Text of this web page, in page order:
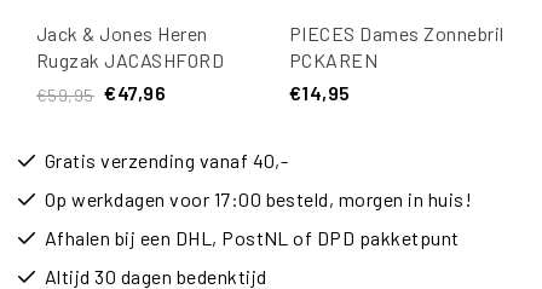
Jack & Jones Heren
Rugzak JACASHFORD
Zwart
€59,95 €47,96
PIECES Dames Zonnebril
PCKAREN
Donkerbruin/Zwart
€14,95
Gratis verzending vanaf 40,-
Op werkdagen voor 17:00 besteld, morgen in huis!
Afhalen bij een DHL, PostNL of DPD pakketpunt
Altijd 30 dagen bedenktijd